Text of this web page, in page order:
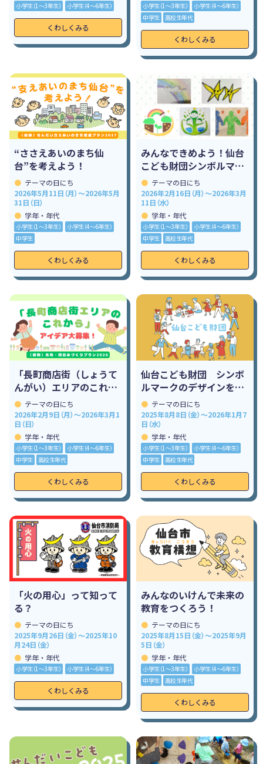
小学生（1〜3年生） 小学生（4〜6年生）
くわしくみる
小学生（1〜3年生）
小学生（4〜6年生）
中学生
高校生年代
くわしくみる
“ささえあいのまち仙
台”を考えよう！
テーマの日にち
2026年5月11日（月）～2026年5月
31日（日）
学年・年代
小学生（1〜3年生）
小学生（4〜6年生）
中学生
くわしくみる
みんなできめよう！仙台
こども財団シンボルマー
クデザイン
テーマの日にち
2026年2月16日（月）～2026年3月
11日（水）
学年・年代
小学生（1〜3年生）
小学生（4〜6年生）
中学生
高校生年代
くわしくみる
「長町商店街（しょうて
んがい）エリアのこれか
ら」アイデア大ぼしゅ
う！
テーマの日にち
2026年2月9日（月）～2026年3月1
日（日）
学年・年代
小学生（1〜3年生）
小学生（4〜6年生）
中学生
高校生年代
くわしくみる
仙台こども財団 シンボ
ルマークのデザインを募
集（ぼしゅう）！
テーマの日にち
2025年8月8日（金）～2026年1月7
日（水）
学年・年代
小学生（1〜3年生）
小学生（4〜6年生）
中学生
高校生年代
くわしくみる
「火の用心」って知って
る？
テーマの日にち
2025年9月26日（金）～2025年10
月24日（金）
学年・年代
小学生（1〜3年生） 小学生（4〜6年生）
くわしくみる
みんなのいけんで未来の
教育をつくろう！
テーマの日にち
2025年8月15日（金）～2025年9月
5日（金）
学年・年代
小学生（1〜3年生）
小学生（4〜6年生）
中学生
高校生年代
くわしくみる